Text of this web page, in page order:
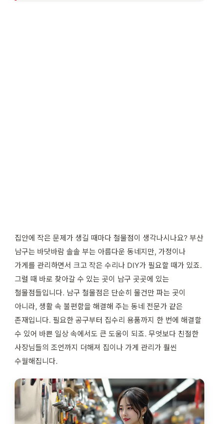
집안에 작은 문제가 생길 때마다 철물점이 생각나시나요? 부산
남구는 바닷바람 솔솔 부는 아름다운 동네지만, 가정이나
가게를 관리하면서 크고 작은 수리나 DIY가 필요할 때가 있죠.
그럴 때 바로 찾아갈 수 있는 곳이 남구 곳곳에 있는
철물점들입니다. 남구 철물점은 단순히 물건만 파는 곳이
아니라, 생활 속 불편함을 해결해 주는 동네 전문가 같은
존재입니다. 필요한 공구부터 집수리 용품까지 한 번에 해결할
수 있어 바쁜 일상 속에서도 큰 도움이 되죠. 무엇보다 친절한
사장님들의 조언까지 더해져 집이나 가게 관리가 훨씬
수월해집니다.